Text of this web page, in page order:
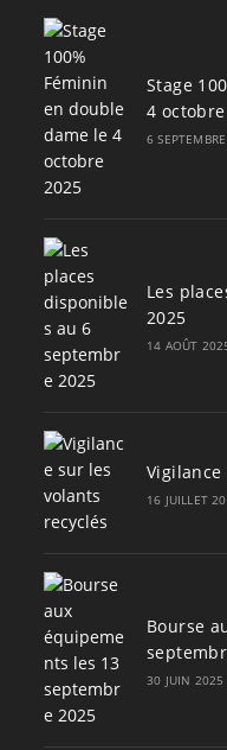
Stage
4
6
Les
2025
14 AOÛT
16 JUILLET
Bourse
30 JUIN 2025